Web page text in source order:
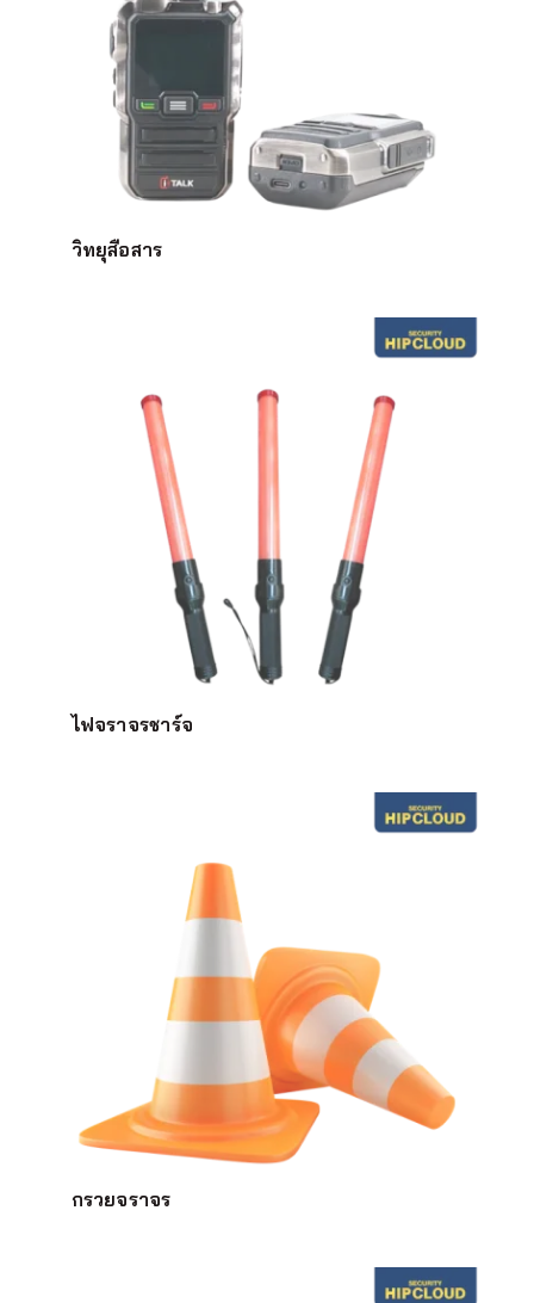
วิทยุสือสาร
ไฟจราจรชาร์จ
กรวยจราจร